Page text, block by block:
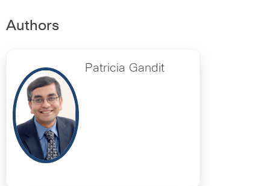
Authors
Patricia Gandit